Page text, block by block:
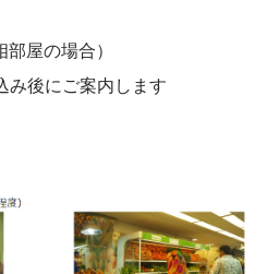
屋の場合）
み後にご案内します